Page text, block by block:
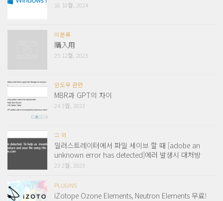
16 10월, 2024
미분류
購入用
25 12월, 2023
윈도우 관련
MBR과 GPT의 차이
24 3월, 2023
그 외
일러스트레이터에서 파일 세이브 할 때 [adobe an
unknown error has detected]에러 발생시 대처방
23 2월, 2023
PLUGINS
iZotope Ozone Elements, Neutron Elements 무료!